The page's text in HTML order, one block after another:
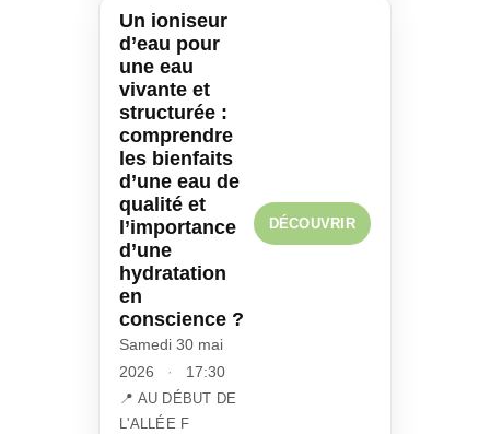
Un ioniseur
d’eau pour
une eau
vivante et
structurée :
comprendre
les bienfaits
d’une eau de
qualité et
l’importance
d’une
hydratation
en
conscience ?
Samedi 30 mai
2026
· 17:30
📍 AU DÉBUT DE
L'ALLÉE F
DÉCOUVRIR